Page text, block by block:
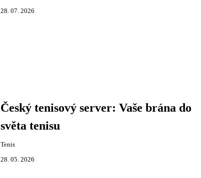
28. 07. 2026
Český tenisový server: Vaše brána do
světa tenisu
Tenis
28. 05. 2026